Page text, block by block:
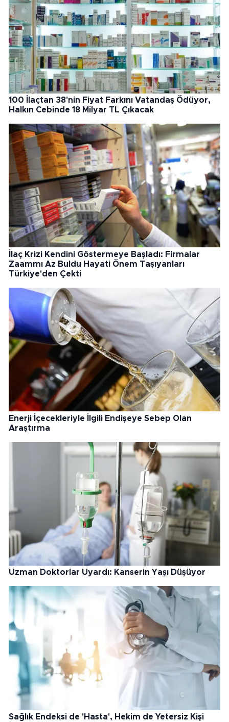
100 İlaçtan 38'nin Fiyat Farkını Vatandaş Ödüyor,
Halkın Cebinde 18 Milyar TL Çıkacak
İlaç Krizi Kendini Göstermeye Başladı: Firmalar
Zaammı Az Buldu Hayati Önem Taşıyanları
Türkiye'den Çekti
Enerji İçecekleriyle İlgili Endişeye Sebep Olan
Araştırma
Uzman Doktorlar Uyardı: Kanserin Yaşı Düşüyor
Sağlık Endeksi de 'Hasta', Hekim de Yetersiz Kişi